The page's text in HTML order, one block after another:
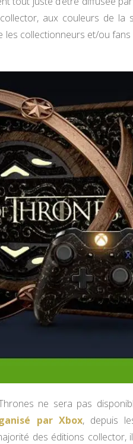
aux couleurs de la
les collectionneurs et/ou
ne sera pas
par Xbox, depuis
des éditions collector, il